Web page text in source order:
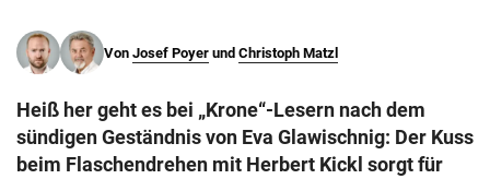
Von Josef Poyer und Christoph Matzl
Heiß her geht es bei „Krone“-Lesern nach dem
sündigen Geständnis von Eva Glawischnig: Der Kuss
beim Flaschendrehen mit Herbert Kickl sorgt für